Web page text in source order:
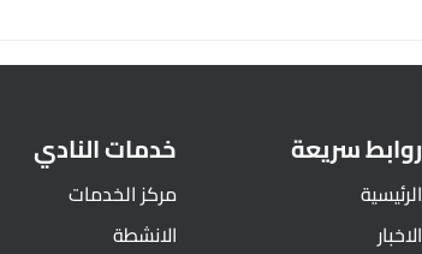
روابط سريعة
الرئيسية
الاخبار
خدمات النادي
مركز الخدمات
الانشطة